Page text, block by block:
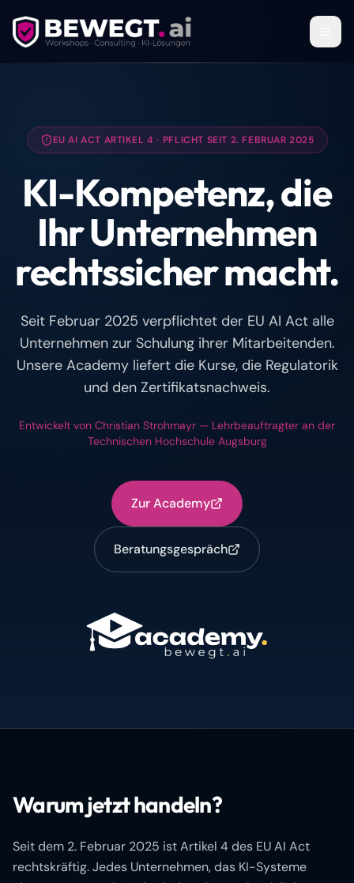
EU AI ACT ARTIKEL 4 · PFLICHT SEIT 2. FEBRUAR 2025
KI-Kompetenz, die
Ihr Unternehmen
rechtssicher macht.
Seit Februar 2025 verpflichtet der EU AI Act alle
Unternehmen zur Schulung ihrer Mitarbeitenden.
Unsere Academy liefert die Kurse, die Regulatorik
und den Zertifikatsnachweis.
Entwickelt von Christian Strohmayr — Lehrbeauftragter an der
Technischen Hochschule Augsburg
Zur Academy
Beratungsgespräch
Warum jetzt handeln?
Seit dem 2. Februar 2025 ist Artikel 4 des EU AI Act
rechtskräftig. Jedes Unternehmen, das KI-Systeme